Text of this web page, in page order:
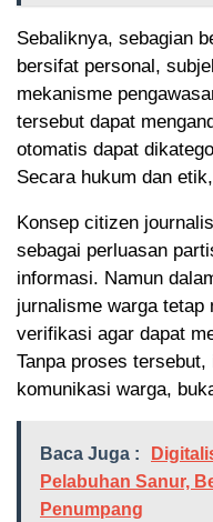
Sebaliknya, sebagian
bersifat personal,
mekanisme
tersebut dapat
otomatis dapat
Secara hukum dan
Konsep citizen
sebagai perluasan
informasi. Namun
jurnalisme warga
verifikasi agar dapat
Tanpa proses
komunikasi warga,
Baca Juga :
Pelabuhan Sanur,
Penumpang